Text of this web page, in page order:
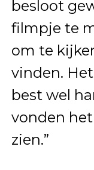
besloot
filmpje te
om te
vinden.
best wel
vonden
zien.”